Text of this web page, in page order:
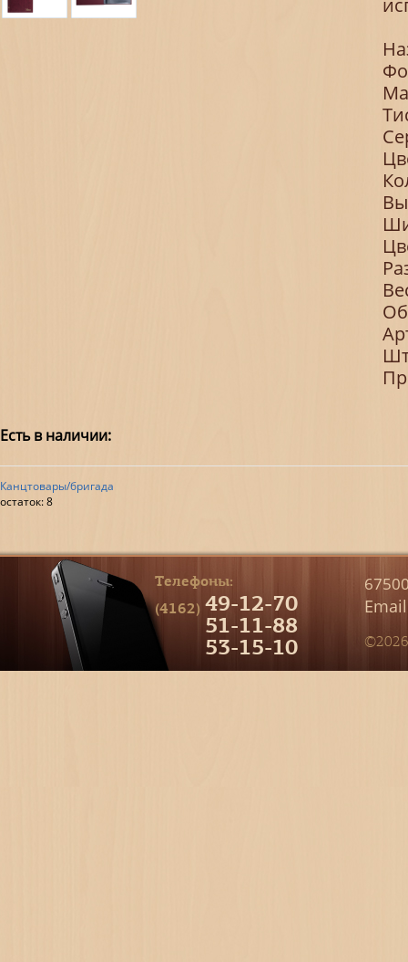
Есть в наличии:
Канцтовары/бригада
остаток:8
Телефоны:
(4162) 49-12-70
51-11-88
53-15-10